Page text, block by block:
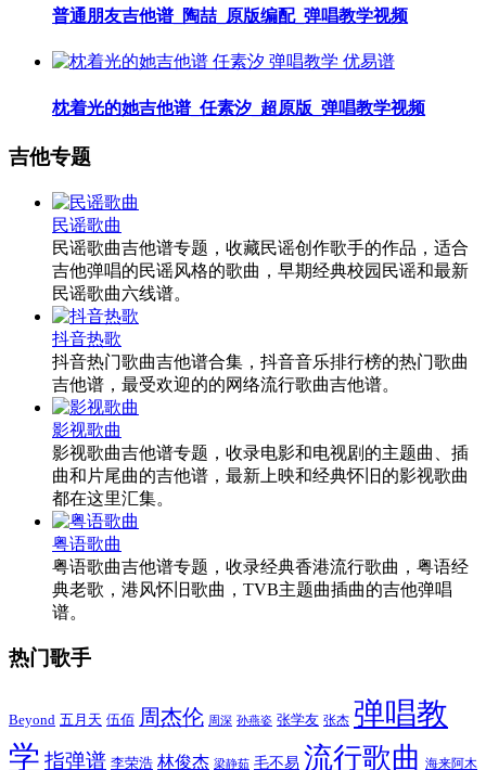
普通朋友吉他谱_陶喆_原版编配_弹唱教学视频
枕着光的她吉他谱_任素汐_超原版_弹唱教学视频
吉他专题
民谣歌曲
民谣歌曲吉他谱专题，收藏民谣创作歌手的作品，适合
吉他弹唱的民谣风格的歌曲，早期经典校园民谣和最新
民谣歌曲六线谱。
抖音热歌
抖音热门歌曲吉他谱合集，抖音音乐排行榜的热门歌曲
吉他谱，最受欢迎的的网络流行歌曲吉他谱。
影视歌曲
影视歌曲吉他谱专题，收录电影和电视剧的主题曲、插
曲和片尾曲的吉他谱，最新上映和经典怀旧的影视歌曲
都在这里汇集。
粤语歌曲
粤语歌曲吉他谱专题，收录经典香港流行歌曲，粤语经
典老歌，港风怀旧歌曲，TVB主题曲插曲的吉他弹唱
谱。
热门歌手
Beyond 五月天 伍佰 周杰伦 周深 孙燕姿 张学友 张杰 弹唱教
学 指弹谱 李荣浩 林俊杰 梁静茹 毛不易 流行歌曲 海来阿木